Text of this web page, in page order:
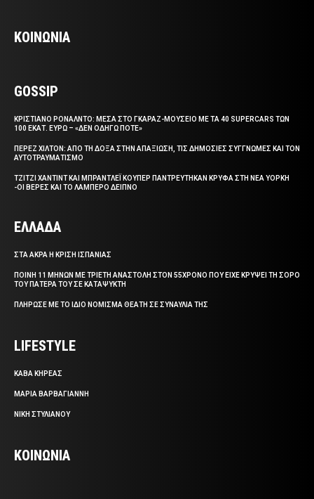
ΚΟΙΝΩΝΙΑ
GOSSIP
ΚΡΙΣΤΙΑΝΟ ΡΟΝΑΛΝΤΟ: ΜΕΣΑ ΣΤΟ ΓΚΑΡΑΖ-ΜΟΥΣΕΙΟ ΜΕ ΤΑ 40 SUPERCARS ΤΩΝ
100 ΕΚΑΤ. ΕΥΡΩ – «ΔΕΝ ΟΔΗΓΩ ΠΟΤΕ»
ΠΕΡΕΖ ΧΙΛΤΟΝ: ΑΠΟ ΤΗ ΔΟΞΑ ΣΤΗΝ ΑΠΑΞΙΩΣΗ, ΤΙΣ ΔΗΜΟΣΙΕΣ ΣΥΓΓΝΩΜΕΣ ΚΑΙ ΤΟΝ
ΑΥΤΟΤΡΑΥΜΑΤΙΣΜΟ
ΤΖΙΤΖΙ ΧΑΝΤΙΝΤ ΚΑΙ ΜΠΡΑΝΤΛΕΪ ΚΟΥΠΕΡ ΠΑΝΤΡΕΥΤΗΚΑΝ ΚΡΥΦΑ ΣΤΗ ΝΕΑ ΥΟΡΚΗ
-ΟΙ ΒΕΡΕΣ ΚΑΙ ΤΟ ΛΑΜΠΕΡΟ ΔΕΙΠΝΟ
ΕΛΛΑΔΑ
ΣΤΑ ΑΚΡΑ Η ΚΡΙΣΗ ΙΣΠΑΝΙΑΣ
ΠΟΙΝΗ 11 ΜΗΝΩΝ ΜΕ ΤΡΙΕΤΗ ΑΝΑΣΤΟΛΗ ΣΤΟΝ 55ΧΡΟΝΟ ΠΟΥ ΕΙΧΕ ΚΡΥΨΕΙ ΤΗ ΣΟΡΟ
ΤΟΥ ΠΑΤΕΡΑ ΤΟΥ ΣΕ ΚΑΤΑΨΥΚΤΗ
ΠΛΗΡΩΣΕ ΜΕ ΤΟ ΙΔΙΟ ΝΟΜΙΣΜΑ ΘΕΑΤΗ ΣΕ ΣΥΝΑΥΛΙΑ ΤΗΣ
LIFESTYLE
ΚΑΒΑ ΚΗΡΕΑΣ
ΜΑΡΙΑ ΒΑΡΒΑΓΙΑΝΝΗ
ΝΙΚΗ ΣΤΥΛΙΑΝΟΥ
ΚΟΙΝΩΝΙΑ